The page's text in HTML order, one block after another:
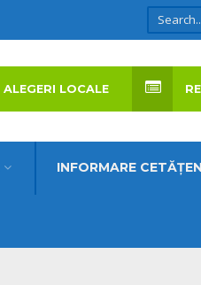
INFORMARE
ALEGERI LOCALE